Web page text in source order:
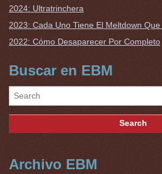
2024: Ultratrinchera
2023: Cada Uno Tiene El Meltdown Que
2022: Cómo Desaparecer Por Completo
Buscar en EBM
Archivo EBM